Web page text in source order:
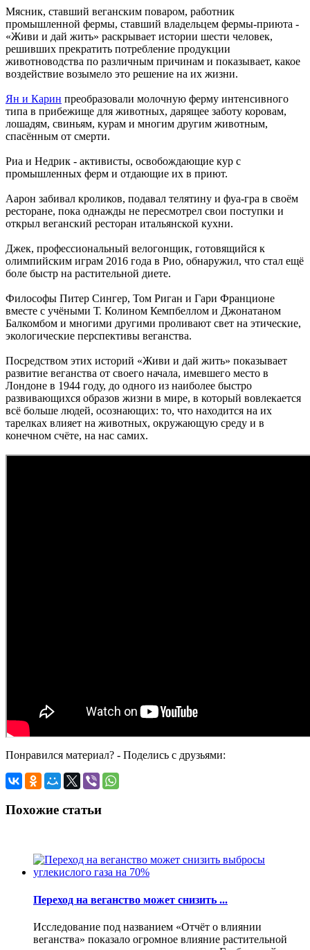
Мясник, ставший веганским поваром, работник
промышленной фермы, ставший владельцем фермы-приюта -
«Живи и дай жить» раскрывает истории шести человек,
решивших прекратить потребление продукции
животноводства по различным причинам и показывает, какое
воздействие возымело это решение на их жизни.
Ян и Карин преобразовали молочную ферму интенсивного
типа в прибежище для животных, дарящее заботу коровам,
лошадям, свиньям, курам и многим другим животным,
спасённым от смерти.
Риа и Недрик - активисты, освобождающие кур с
промышленных ферм и отдающие их в приют.
Аарон забивал кроликов, подавал телятину и фуа-гра в своём
ресторане, пока однажды не пересмотрел свои поступки и
открыл веганский ресторан итальянской кухни.
Джек, профессиональный велогонщик, готовящийся к
олимпийским играм 2016 года в Рио, обнаружил, что стал ещё
боле быстр на растительной диете.
Философы Питер Сингер, Том Риган и Гари Франционе
вместе с учёными Т. Колином Кемпбеллом и Джонатаном
Балкомбом и многими другими проливают свет на этические,
экологические перспективы веганства.
Посредством этих историй «Живи и дай жить» показывает
развитие веганства от своего начала, имевшего место в
Лондоне в 1944 году, до одного из наиболее быстро
развивающихся образов жизни в мире, в который вовлекается
всё больше людей, осознающих: то, что находится на их
тарелках влияет на животных, окружающую среду и в
конечном счёте, на нас самих.
Понравился материал? - Поделись с друзьями:
Похожие статьи
Переход на веганство может снизить ...
Исследование под названием «Отчёт о влиянии
веганства» показало огромное влияние растительной